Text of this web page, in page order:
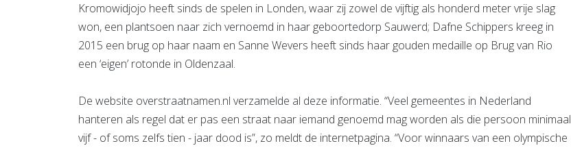
Kromowidjojo heeft sinds de spelen in Londen, waar zij zowel de vijftig als honderd meter vrije slag
won, een plantsoen naar zich vernoemd in haar geboortedorp Sauwerd; Dafne Schippers kreeg in
2015 een brug op haar naam en Sanne Wevers heeft sinds haar gouden medaille op Brug van Rio
een ‘eigen’ rotonde in Oldenzaal.
De website overstraatnamen.nl verzamelde al deze informatie. “Veel gemeentes in Nederland
hanteren als regel dat er pas een straat naar iemand genoemd mag worden als die persoon minimaal
vijf - of soms zelfs tien - jaar dood is”, zo meldt de internetpagina. “Voor winnaars van een olympische